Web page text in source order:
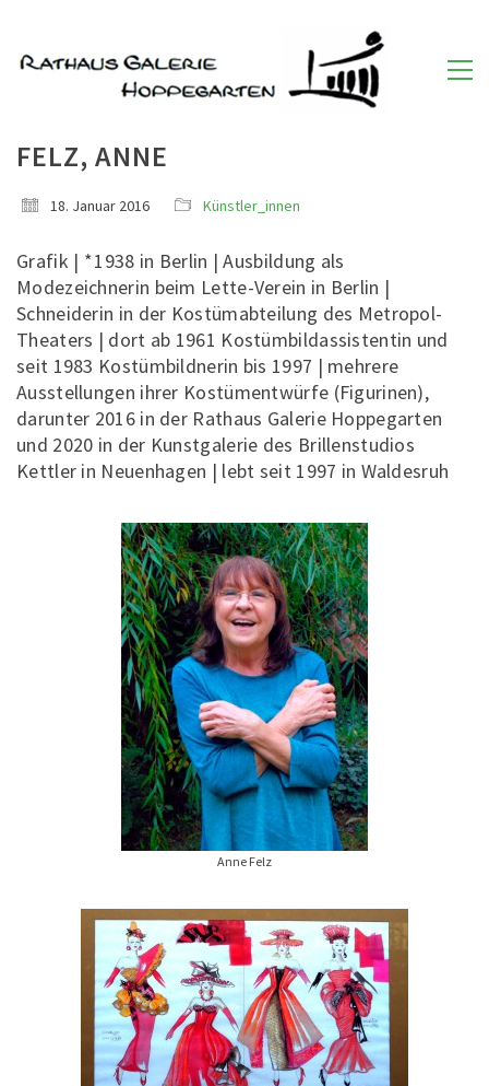
FELZ, ANNE
18. Januar 2016 Künstler_innen
Grafik | * 1938 in Berlin | Ausbildung als
Modezeichnerin beim Lette-Verein in Berlin |
Schneiderin in der Kostümabteilung des Metropol-
Theaters | dort ab 1961 Kostümbildassistentin und
seit 1983 Kostümbildnerin bis 1997 | mehrere
Ausstellungen ihrer Kostümentwürfe (Figurinen),
darunter 2016 in der Rathaus Galerie Hoppegarten
und 2020 in der Kunstgalerie des Brillenstudios
Kettler in Neuenhagen | lebt seit 1997 in Waldesruh
Anne Felz